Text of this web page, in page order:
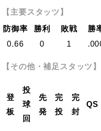
【主要スタッツ】
防御率
勝利 敗戦 勝
0.66
0 1
【その他・補足スタッツ】
登
板
投
球
回
先
発
完
投
完
封
QS